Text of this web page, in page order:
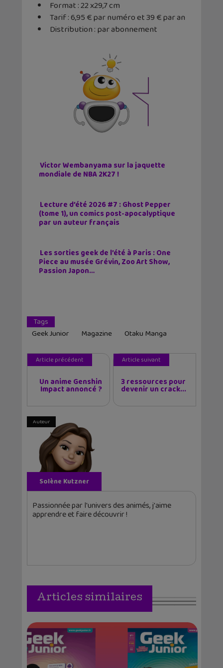
Format : 22 x29,7 cm
Tarif : 6,95 € par numéro et 39 € par an
Distribution : par abonnement
Victor Wembanyama sur la jaquette
mondiale de NBA 2K27 !
Lecture d’été 2026 #7 : Ghost Pepper
(tome 1), un comics post-apocalyptique
par un auteur français
Les sorties geek de l’été à Paris : One
Piece au musée Grévin, Zoo Art Show,
Passion Japon…
Tags
Geek Junior
Magazine Otaku Manga
Article précédent
Un anime Genshin
Impact annoncé ?
Article suivant
3 ressources pour
devenir un crack...
Auteur
Solène Kutzner
Passionnée par l'univers des animés, j'aime
apprendre et faire découvrir !
Articles similaires